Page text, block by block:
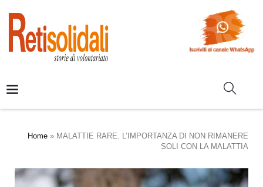
Home » MALATTIE RARE. L’IMPORTANZA DI NON RIMANERE
SOLI CON LA MALATTIA